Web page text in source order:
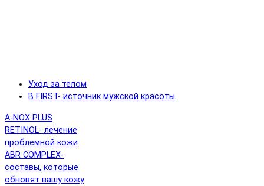
Уход за телом
B FIRST- источник мужской красоты
A-NOX PLUS
RETINOL- лечение
проблемной кожи
ABR COMPLEX-
составы, которые
обновят вашу кожу